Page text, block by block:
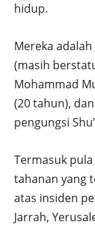
hidup.
Mereka
(masih
Mohammad
(20 tahun),
pengungsi
Termasuk
tahanan yang
atas insiden
Jarrah,